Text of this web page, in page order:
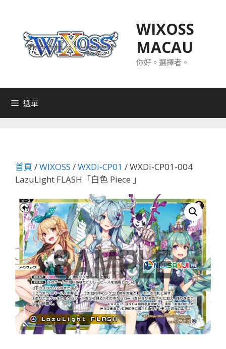
WIXOSS
MACAU
你好。選擇者。
選單
首頁 /WIXOSS /WXDi-CP01 / WXDi-CP01-004
LazuLight FLASH「白色 Piece 」